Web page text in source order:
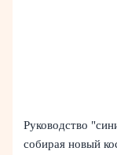
Руководство
собирая новый